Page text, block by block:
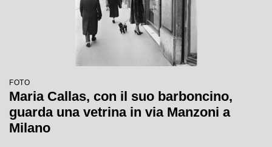
FOTO
Maria Callas, con il suo barboncino,
guarda una vetrina in via Manzoni a
Milano